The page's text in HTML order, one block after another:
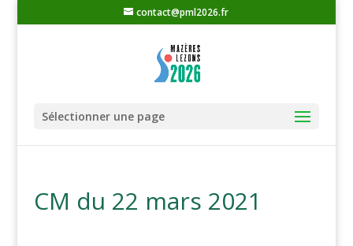
contact@pml2026.fr
Sélectionner une page
CM du 22 mars 2021